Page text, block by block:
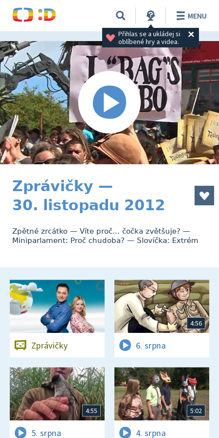
Přihlas se a ukládej si
oblíbené hry a videa.
MENU
Zprávičky —
30. listopadu 2012
Zpětné zrcátko — Víte proč… čočka zvětšuje? —
Miniparlament: Proč chudoba? — Slovíčka: Extrém
Zprávičky
4:56
6. srpna
4:55
5. srpna
5:02
4. srpna